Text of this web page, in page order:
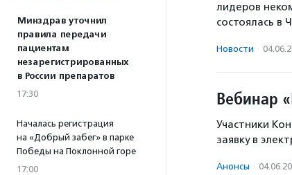
Минздрав уточнил
правила передачи
пациентам
незарегистрированных
в России препаратов
17:30
Началась регистрация
на «Добрый забег» в парке
Победы на Поклонной горе
17:00
лидеров
состоялась в
Новости ·
Вебинар
Участники
заявку в
Анонсы ·